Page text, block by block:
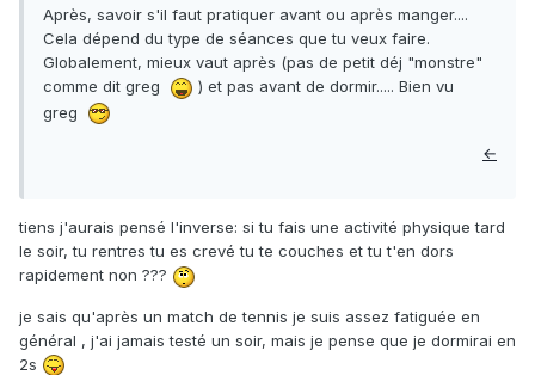
Après, savoir s'il faut pratiquer avant ou après manger....
Cela dépend du type de séances que tu veux faire.
Globalement, mieux vaut après (pas de petit déj "monstre"
comme dit greg
) et pas avant de dormir..... Bien vu
greg
←
tiens j'aurais pensé l'inverse: si tu fais une activité physique tard
le soir, tu rentres tu es crevé tu te couches et tu t'en dors
rapidement non ???
je sais qu'après un match de tennis je suis assez fatiguée en
général , j'ai jamais testé un soir, mais je pense que je dormirai en
2s